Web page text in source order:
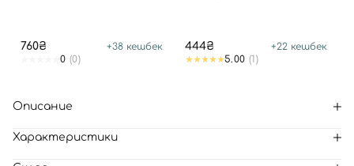
760₴ +38 кешбек
0 (0)
444₴ +22 кешбек
5.00 (1)
Описание
Характеристики